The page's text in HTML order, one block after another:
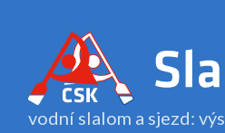
vodní slalom a sjezd: